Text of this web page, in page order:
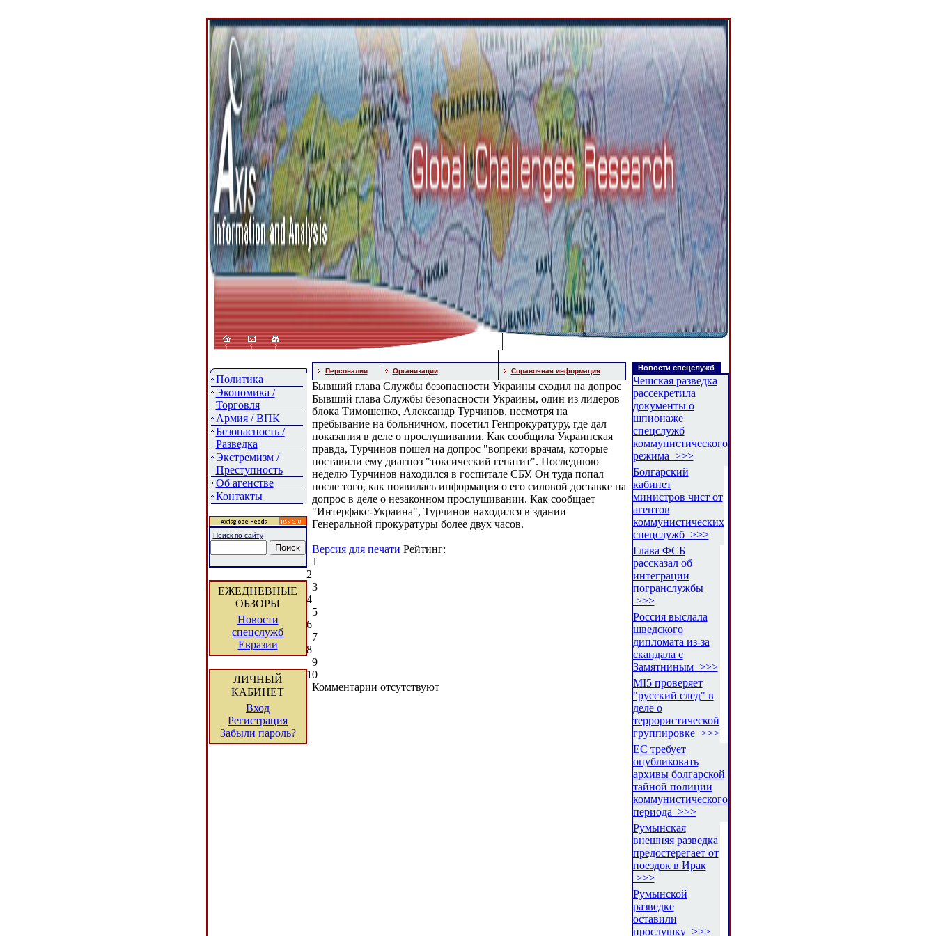
Политика
Экономика /
Торговля
Армия / ВПК
Безопасность /
Разведка
Экстремизм /
Преступность
Об агенстве
Контакты
Поиск по сайту
ЕЖЕДНЕВНЫЕ
ОБЗОРЫ
Новости
спецслужб
Евразии
ЛИЧНЫЙ
КАБИНЕТ
Вход
Регистрация
Забыли пароль?
Персоналии Организации Справочная информация
Бывший глава Службы безопасности Украины сходил на допрос
Бывший глава Службы безопасности Украины, один из лидеров
блока Тимошенко, Александр Турчинов, несмотря на
пребывание на больничном, посетил Генпрокуратуру, где дал
показания в деле о прослушивании. Как сообщила Украинская
правда, Турчинов пошел на допрос "вопреки врачам, которые
поставили ему диагноз "токсический гепатит". Последнюю
неделю Турчинов находился в госпитале СБУ. Он туда попал
после того, как появилась информация о его силовой доставке на
допрос в деле о незаконном прослушивании. Как сообщает
"Интерфакс-Украина", Турчинов находился в здании
Генеральной прокуратуры более двух часов.
Версия для печати Рейтинг:
1
2
3
4
5
6
7
8
9
10
Комментарии отсутствуют
Новости спецслужб
Чешская разведка
рассекретила
документы о
шпионаже
спецслужб
коммунистического
режима >>>
Болгарский
кабинет
министров чист от
агентов
коммунистических
спецслужб >>>
Глава ФСБ
рассказал об
интеграции
погранслужбы
>>>
Россия выслала
шведского
дипломата из-за
скандала с
Замятниным >>>
MI5 проверяет
"русский след" в
деле о
террористической
группировке >>>
ЕС требует
опубликовать
архивы болгарской
тайной полиции
коммунистического
периода >>>
Румынская
внешняя разведка
предостерегает от
поездок в Ирак
>>>
Румынской
разведке
оставили
прослушку >>>